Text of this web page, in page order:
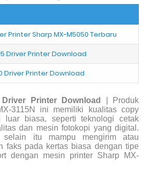
Printer Sharp MX-M5050 Terbaru
Driver Printer Download
Driver Printer Download
Printer Download
| Produk
3115N ini memiliki kualitas copy
luar biasa, seperti teknologi cetak
dan mesin fotokopi yang digital.
selain itu mampu mengirim atau
faks pada kertas biasa dengan tipe
dengan mesin printer Sharp MX-